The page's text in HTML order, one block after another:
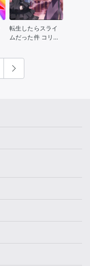
転生したらスライ
ムだった件 コリウ